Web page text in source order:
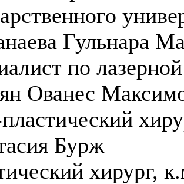
Гульнара
по
Ованес
Бурж
хирург,